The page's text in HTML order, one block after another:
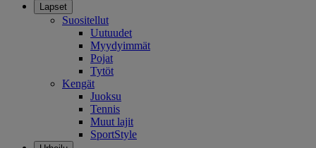
Lapset
Suositellut
Uutuudet
Myydyimmät
Pojat
Tytöt
Kengät
Juoksu
Tennis
Muut lajit
SportStyle